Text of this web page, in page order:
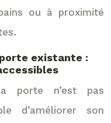
ou à proximité
existante :
porte n’est pas
d’améliorer son